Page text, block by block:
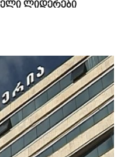
ლიდერები